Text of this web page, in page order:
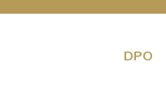
DPO